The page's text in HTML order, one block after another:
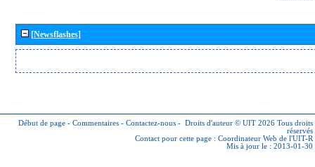
[Newsflashes]
Début de page - Commentaires - Contactez-nous - Droits d'auteur © UIT 2026 Tous droits
réservés
Contact pour cette page : Coordinateur Web de l'UIT-R
Mis à jour le : 2013-01-30